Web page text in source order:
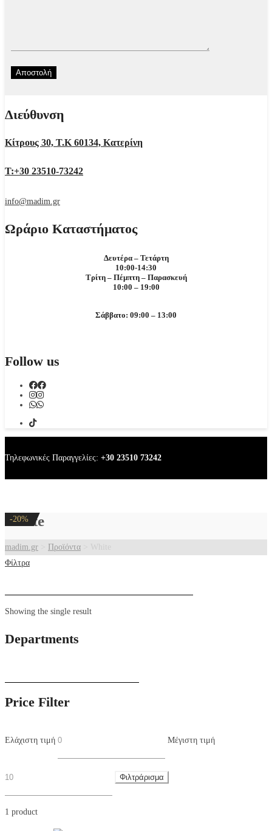
Διεύθυνση
Κίτρους 30, Τ.Κ 60134, Κατερίνη
Τ:+30 23510-73242
info@madim.gr
Ωράριο Καταστήματος
Δευτέρα – Τετάρτη
10:00-14:30
Τρίτη – Πέμπτη – Παρασκευή
10:00 – 19:00
Σάββατο: 09:00 – 13:00
Follow us
Τηλεφωνικές Παραγγελίες: +30 23510 73242
White
madim.gr Προϊόντα
White
Φίλτρα
Showing the single result
Departments
Price Filter
Ελάχιστη τιμή Μέγιστη τιμή
Φιλτράρισμα
1 product
-20%